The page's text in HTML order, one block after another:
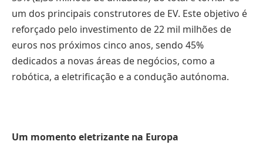
um dos principais construtores de EV. Este objetivo é
reforçado pelo investimento de 22 mil milhões de
euros nos próximos cinco anos, sendo 45%
dedicados a novas áreas de negócios, como a
robótica, a eletrificação e a condução autónoma.
Um momento eletrizante na Europa